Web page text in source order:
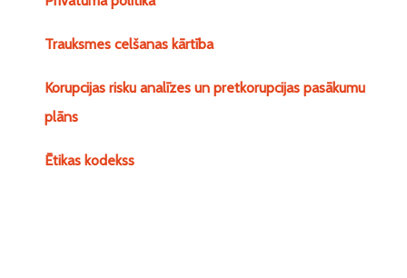
Trauksmes celšanas kārtība
Korupcijas risku analīzes un pretkorupcijas pasākumu
plāns
Ētikas kodekss